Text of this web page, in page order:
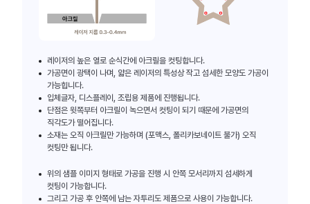
레이저의 높은 열로 순식간에 아크릴을 컷팅합니다.
가공면이 광택이 나며, 얇은 레이저의 특성상 작고 섬세한 모양도 가공이
가능힙니다.
입체글자, 디스플레이, 조립용 제품에 진행됩니다.
단점은 윗쪽부터 아크릴이 녹으면서 컷팅이 되기 때문에 가공면의
직각도가 떨어집니다.
소재는 오직 아크릴만 가능하며 (포맥스, 폴리카보네이트 불가) 오직
컷팅만 됩니다.
위의 샘플 이미지 형태로 가공을 진행 시 안쪽 모서리까지 섬세하게
컷팅이 가능합니다.
그리고 가공 후 안쪽에 남는 자투리도 제품으로 사용이 가능합니다.